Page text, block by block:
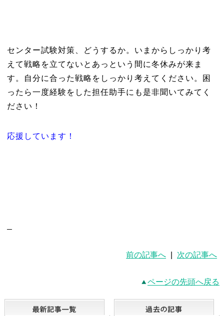
センター試験対策、どうするか。いまからしっかり考
えて戦略を立てないとあっという間に冬休みが来ま
す。自分に合った戦略をしっかり考えてください。困
ったら一度経験をした担任助手にも是非聞いてみてく
ださい！
応援しています！
前の記事へ 次の記事へ
ページの先頭へ戻る
最新記事一覧